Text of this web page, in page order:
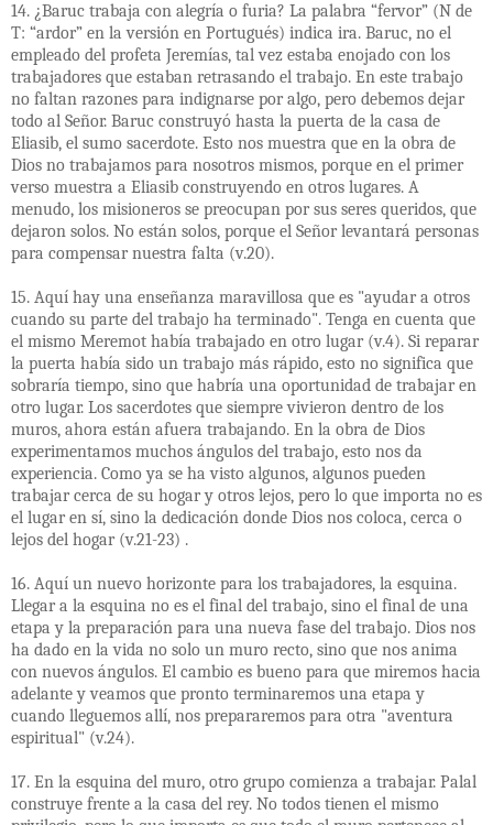
14. ¿Baruc trabaja con alegría o furia? La palabra “fervor” (N de
T: “ardor” en la versión en Portugués) indica ira. Baruc, no el
empleado del profeta Jeremías, tal vez estaba enojado con los
trabajadores que estaban retrasando el trabajo. En este trabajo
no faltan razones para indignarse por algo, pero debemos dejar
todo al Señor. Baruc construyó hasta la puerta de la casa de
Eliasib, el sumo sacerdote. Esto nos muestra que en la obra de
Dios no trabajamos para nosotros mismos, porque en el primer
verso muestra a Eliasib construyendo en otros lugares. A
menudo, los misioneros se preocupan por sus seres queridos, que
dejaron solos. No están solos, porque el Señor levantará personas
para compensar nuestra falta (v.20).
15. Aquí hay una enseñanza maravillosa que es "ayudar a otros
cuando su parte del trabajo ha terminado". Tenga en cuenta que
el mismo Meremot había trabajado en otro lugar (v.4). Si reparar
la puerta había sido un trabajo más rápido, esto no significa que
sobraría tiempo, sino que habría una oportunidad de trabajar en
otro lugar. Los sacerdotes que siempre vivieron dentro de los
muros, ahora están afuera trabajando. En la obra de Dios
experimentamos muchos ángulos del trabajo, esto nos da
experiencia. Como ya se ha visto algunos, algunos pueden
trabajar cerca de su hogar y otros lejos, pero lo que importa no es
el lugar en sí, sino la dedicación donde Dios nos coloca, cerca o
lejos del hogar (v.21-23) .
16. Aquí un nuevo horizonte para los trabajadores, la esquina.
Llegar a la esquina no es el final del trabajo, sino el final de una
etapa y la preparación para una nueva fase del trabajo. Dios nos
ha dado en la vida no solo un muro recto, sino que nos anima
con nuevos ángulos. El cambio es bueno para que miremos hacia
adelante y veamos que pronto terminaremos una etapa y
cuando lleguemos allí, nos prepararemos para otra "aventura
espiritual" (v.24).
17. En la esquina del muro, otro grupo comienza a trabajar. Palal
construye frente a la casa del rey. No todos tienen el mismo